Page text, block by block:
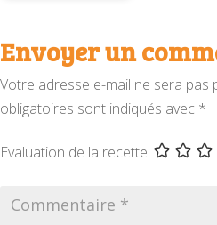
Envoyer un
Votre adresse e-mail ne sera pas
obligatoires sont indiqués avec *
Evaluation de la recette